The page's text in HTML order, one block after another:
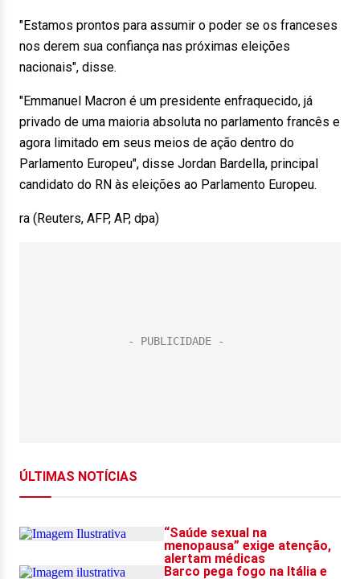
"Estamos prontos para assumir o poder se os franceses
nos derem sua confiança nas próximas eleições
nacionais", disse.
"Emmanuel Macron é um presidente enfraquecido, já
privado de uma maioria absoluta no parlamento francês e
agora limitado em seus meios de ação dentro do
Parlamento Europeu", disse Jordan Bardella, principal
candidato do RN às eleições ao Parlamento Europeu.
ra (Reuters, AFP, AP, dpa)